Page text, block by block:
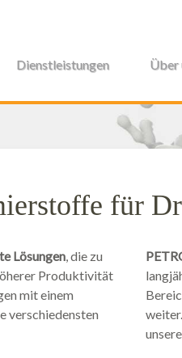
Dienstleistungen Über
Gießereitechnik
Industrie-
für
Lösungen, die zu
Produktivität
mit einem
verschiedensten
unsere